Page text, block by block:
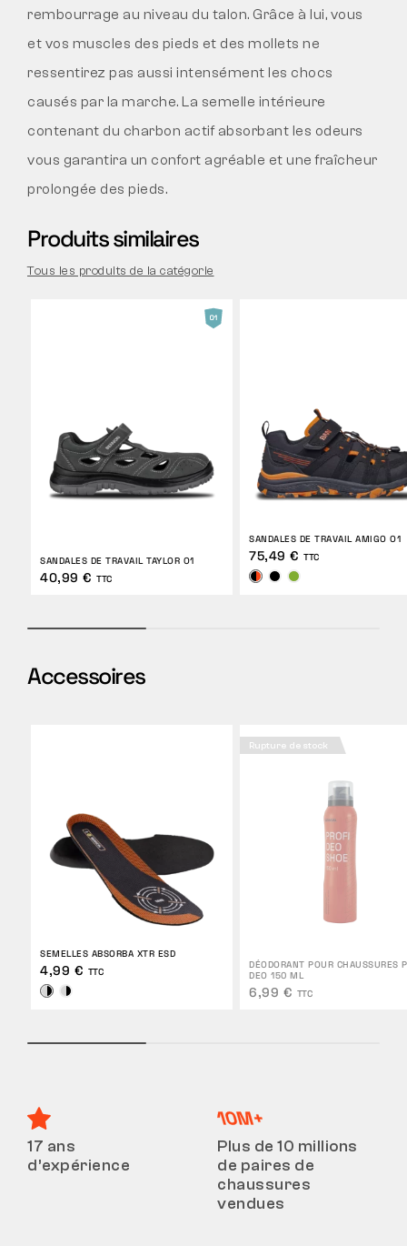
rembourrage au niveau du talon. Grâce à lui, vous
et vos muscles des pieds et des mollets ne
ressentirez pas aussi intensément les chocs
causés par la marche. La semelle intérieure
contenant du charbon actif absorbant les odeurs
vous garantira un confort agréable et une fraîcheur
prolongée des pieds.
Produits similaires
Tous les produits de la catégorie
SANDALES DE TRAVAIL TAYLOR O1
40,99 € TTC
SANDALES DE TRAVAIL AMIGO O1
75,49 € TTC
Accessoires
SEMELLES ABSORBA XTR ESD
4,99 € TTC
Rupture de stock
DÉODORANT POUR CHAUSSURES
DEO 150 ML
6,99 € TTC
17 ans
d’expérience
Plus de 10 millions
de paires de
chaussures
vendues